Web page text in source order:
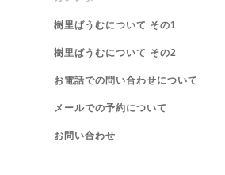
樹里ばうむについて その1
樹里ばうむについて その2
お電話での問い合わせについて
メールでの予約について
お問い合わせ